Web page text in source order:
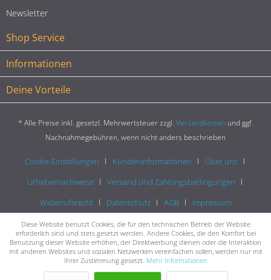
Newsletter
Shop Service
Informationen
Deine Vorteile
* Alle Preise inkl. gesetzl. Mehrwertsteuer zzgl. Versandkosten und ggf.
Nachnahmegebühren, wenn nicht anders beschrieben
Cookie-Einstellungen Kundeninformationen
Über uns
Urhebernachweise
Versand und Zahlungsbedingungen
Widerrufsrecht
Datenschutz AGB Impressum
Diese Website benutzt Cookies, die für den technischen Betrieb der Website
erforderlich sind und stets gesetzt werden. Andere Cookies, die den Komfort bei
Benutzung dieser Website erhöhen, der Direktwerbung dienen oder die Interaktion
mit anderen Websites und sozialen Netzwerken vereinfachen sollen, werden nur mit
Ihrer Zustimmung gesetzt. Mehr Informationen